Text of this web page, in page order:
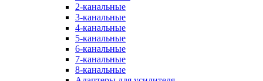
2-канальные
3-канальные
4-канальные
5-канальные
6-канальные
7-канальные
8-канальные